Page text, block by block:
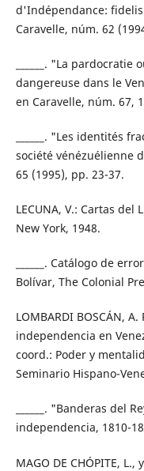
d'Indépendance:
Caravelle, núm. 62
______. "La
dangereuse dans le
en Caravelle, núm. 67,
______. "Les identités
société vénézuélienne
65 (1995), pp. 23-37.
LECUNA, V.: Cartas
New York, 1948.
______. Catálogo de
Bolívar, The Colonial
LOMBARDI BOSCÁN,
independencia en
coord.: Poder y
Seminario Hispano-
______. "Banderas del
independencia, 1810-
MAGO DE CHÓPITE, L.,